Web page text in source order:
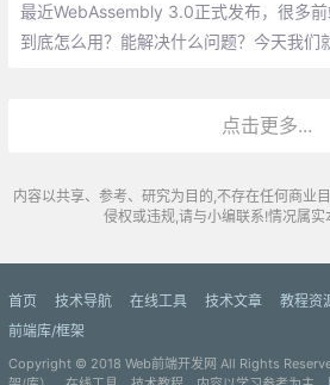
最近WebAssembly 3.0正式发布，很多
到底怎么用？能解决什么问题？今天我们
点击更多...
内容以共享、参考、研究为目的,不存在任何商业
侵权或违规,请与小编联系!情况属
首页 技术导航 在线工具 技术文章 教程资
前端库/框架